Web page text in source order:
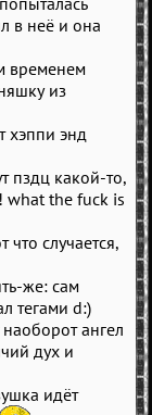
в неё и она
временем
из
хэппи энд
пздц какой-то,
what the fuck is
что случается,
же: сам
тегами d:)
наоборот ангел
дух и
идёт